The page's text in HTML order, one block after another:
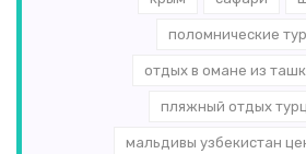
поломнические
отдых в омане из
пляжный отдых
мальдивы узбекистан